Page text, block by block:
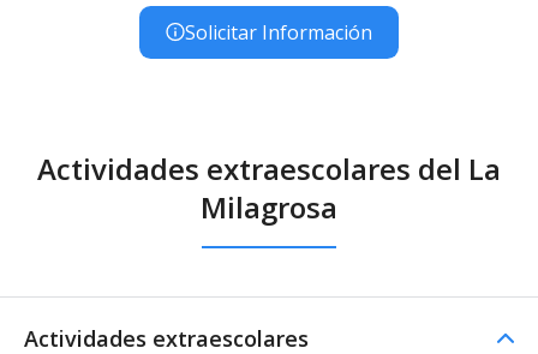
Solicitar Información
Actividades extraescolares del La
Milagrosa
Actividades extraescolares